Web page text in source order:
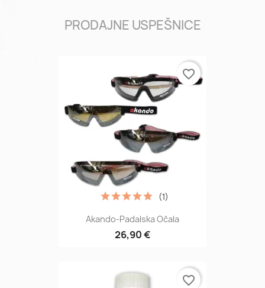
PRODAJNE USPEŠNICE
Akando-Padalska Očala
26,90 €
(1)
favorite_border
favorite_border